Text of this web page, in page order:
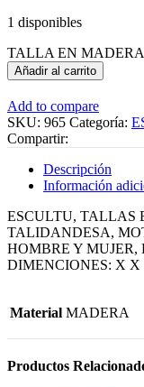
1 disponibles
TALLA EN
Añadir al carrito
Add to compare
SKU: 965 Categoría:
Compartir:
Descripción
Información
ESCULTU, TALLAS
TALIDANDESA,
HOMBRE Y
DIMENCIONES: X X
Material MADERA
Productos